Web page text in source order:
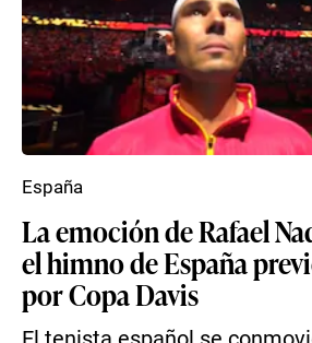
La emoción de Rafael
el himno de España
por Copa Davis
España